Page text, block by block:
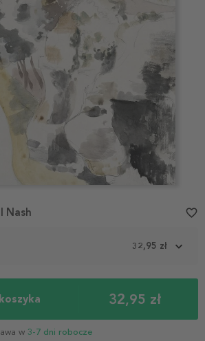
32,95 zł
32,95 zł
w 3-7 dni robocze
Nash favorite_border